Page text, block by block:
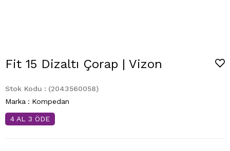
Fit 15 Dizaltı Çorap | Vizon
Stok Kodu
(2043560058)
Marka : Kompedan
4 AL 3 ÖDE